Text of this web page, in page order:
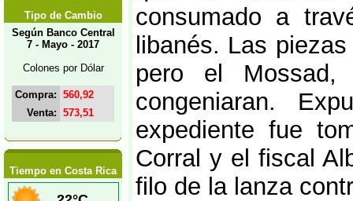
Tipo de Cambio
Según Banco Central
7 - Mayo - 2017
Colones por Dólar
Compra: 560,92
Venta: 573,51
Tiempo en Costa Rica
consumado a
libanés. Las
pero el
congeniaran.
expediente fue
Corral y el fiscal
filo de la lanza